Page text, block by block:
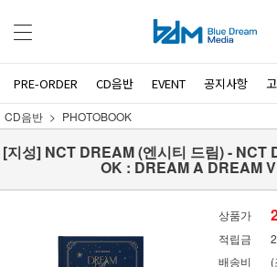
PRE-ORDER CD음반 EVENT 공지사항
CD음반 PHOTOBOOK
[지성] NCT DREAM (엔시티 드림) - NCT
OK : DREAM A DREAM
상품가
적립금
배송비